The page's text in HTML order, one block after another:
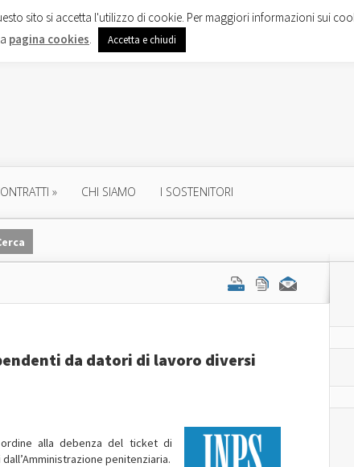
» CHI SIAMO I SOSTENITORI
da datori di lavoro diversi
alla debenza del ticket di
penitenziaria.
sito si accetta l'utilizzo di cookie. Per maggiori informazioni sui
pagina cookies. Accetta e chiudi